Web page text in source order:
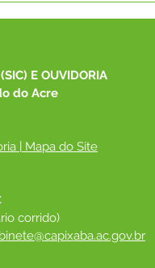
E OUVIDORIA
do Acre
| Mapa do Site
corrido)